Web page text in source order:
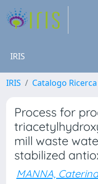
IRIS
IRIS Catalogo Ricerca
Process for
mill waste
stabilized
MANNA, Caterina